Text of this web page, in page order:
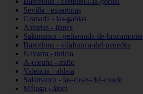
Sevilla - espartinas
Granada - las-gabias
Asturias - llanes
Salamanca - peñaranda-de-bracamonte
Barcelona - vilafranca-del-penedès
Navarra - tudela
A-coruña - miño
Valencia - aldaia
Salamanca - las-casas-del-conde
Málaga - álora